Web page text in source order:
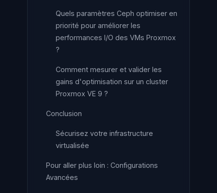
Quels paramètres Ceph optimiser en
priorité pour améliorer les
performances I/O des VMs Proxmox
?
Comment mesurer et valider les
gains d'optimisation sur un cluster
Proxmox VE 9 ?
Conclusion
Sécurisez votre infrastructure
virtualisée
Pour aller plus loin : Configurations
Avancées